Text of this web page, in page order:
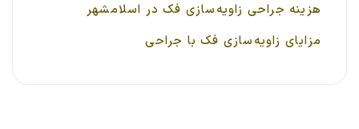
هزینه جراحی زاویه‌سازی فک در اسلامشهر
مزایای زاویه‌سازی فک با جراحی